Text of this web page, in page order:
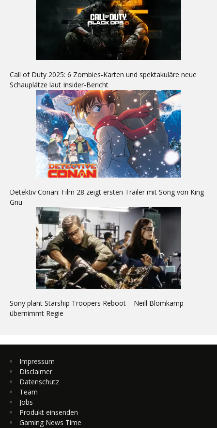
Call of Duty 2025: 6 Zombies-Karten und spektakuläre neue
Schauplätze laut Insider-Bericht
Detektiv Conan: Film 28 zeigt ersten Trailer mit Song von King
Gnu
Sony plant Starship Troopers Reboot – Neill Blomkamp
übernimmt Regie
Impressum
Disclaimer
Datenschutz
Team
Jobs
Produkt einsenden
Gaming News Time